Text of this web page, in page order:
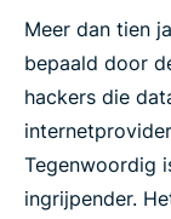
Meer dan tien
bepaald door
hackers die
Tegenwoordig
ingrijpender.